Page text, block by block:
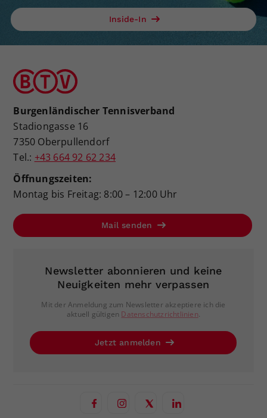
Inside-In
Burgenländischer Tennisverband
Stadiongasse 16
7350 Oberpullendorf
Tel.: +43 664 92 62 234
Öffnungszeiten:
Montag bis Freitag: 8:00 – 12:00 Uhr
Mail senden
Newsletter abonnieren und keine
Neuigkeiten mehr verpassen
Mit der Anmeldung zum Newsletter akzeptiere ich die
aktuell gültigen Datenschutzrichtlinien.
Jetzt anmelden